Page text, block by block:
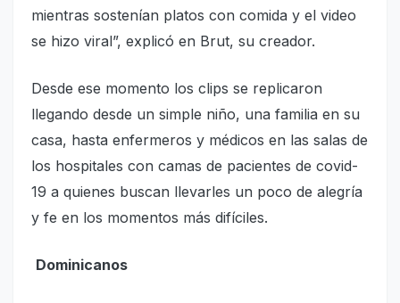
mientras sostenían platos con comida y el vi­deo
se hizo viral”, explicó en Brut, su creador.
Desde ese momento los clips se replicaron
llegando desde un simple niño, una familia en su
casa, hasta en­fermeros y médicos en las salas de
los hospitales con camas de pacientes de co­vid-
19 a quienes buscan lle­varles un poco de alegría
y fe en los momentos más di­fíciles.
Dominicanos